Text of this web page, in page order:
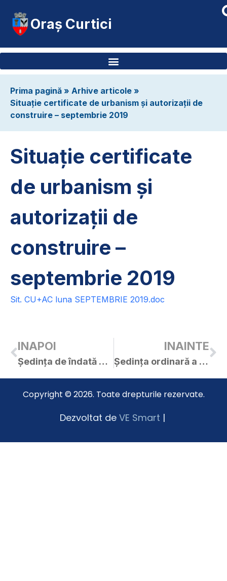
Oraș Curtici
Prima pagină » Arhive articole »
Situație certificate de urbanism și autorizații de
construire – septembrie 2019
Situație certificate
de urbanism și
autorizații de
construire –
septembrie 2019
Sit. CU+AC luna SEPTEMBRIE 2019.doc
INAPOI
Ședința de îndată a C.L. Curtici din 01.10.2019
INAINTE
Ședința ordinară a C.L. Curtici din 27.09.2019
Copyright © 2026. Toate drepturile rezervate.
Dezvoltat de VE Smart |